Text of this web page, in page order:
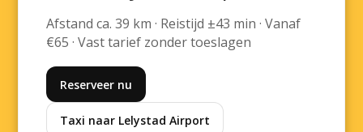
Afstand ca. 39 km · Reistijd ±43 min · Vanaf
€65 · Vast tarief zonder toeslagen
Reserveer nu
Taxi naar Lelystad Airport